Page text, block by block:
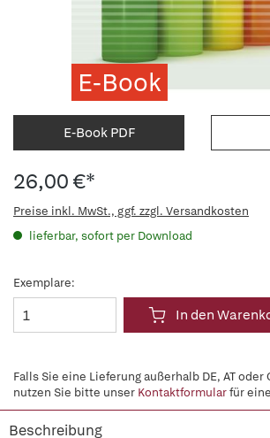
E-Book
E-Book PDF
26,00 €*
Preise inkl. MwSt., ggf. zzgl. Versandkosten
lieferbar, sofort per Download
Exemplare:
In den
Falls Sie eine Lieferung außerhalb DE, AT oder
nutzen Sie bitte unser Kontaktformularfür
Beschreibung